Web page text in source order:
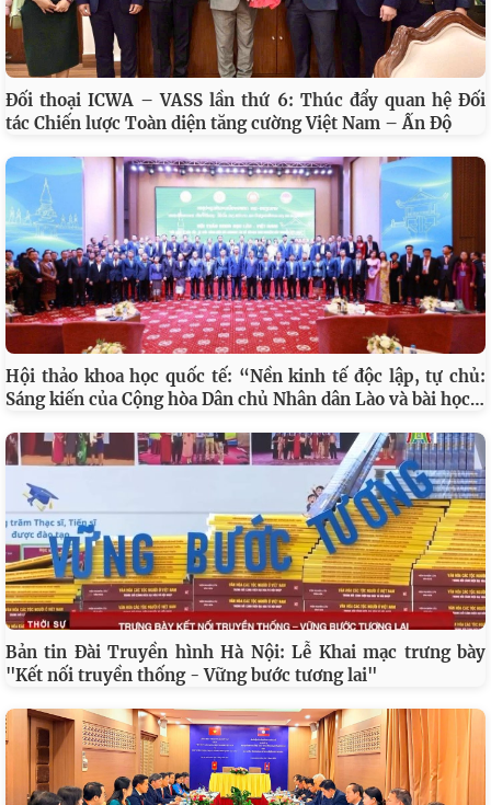
thời gian tới, hoàn thành thắng lợi các nhiệm vụ chính
trị được giao, góp phần xây dựng Viện Hàn lâm Khoa
học xã hội Việt Nam ngày càng phát triển, xứng đáng
với vị thế là đơn vị sự nghiệp trực thuộc Ban Chấp hành
Trung ương Đảng. Qua đó góp phần xây dựng Đảng bộ
Viện Hàn lâm thực sự trở thành trung tâm quốc gia
hàng đầu về nghiên cứu khoa học xã hội và nhân văn, tư
vấn chiến lược, tổng kết thực tiễn, phát triển lý luận;
đóng góp ngày càng thiết thực, hiệu quả vào sự nghiệp
xây dựng và bảo vệ Tổ quốc trong kỷ nguyên phát triển
mới.
Nhân dịp này, Ban Tổ chức Đảng ủy Viện Hàn lâm đã
trao tặng Huy hiệu 40 năm tuổi Đảng cho 02 đảng viên:
TS. Đặng Xuân Thanh và GS.TS. Phạm Văn Đức. Đây
không chỉ là sự ghi nhận đối với quá trình phấn đấu,
và truyền cảm hứng đối với cán bộ, đảng viên tiếp tục
phát huy truyền thống, nêu cao tinh thần trách nhiệm,
góp phần xây dựng Đảng bộ Viện Hàn lâm ngày càng
trong sạch, vững mạnh./.
Nguyễn Thu Trang
Nguồn bài viết:Cổng thông tin điện tử Viện Hàn lâm
Khoa học xã hội Việt Nam
Chia sẻ Sao chép
TIN LIÊN QUAN